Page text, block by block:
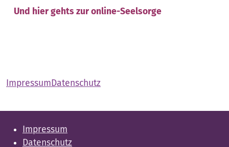
Und hier gehts zur online-Seelsorge
ImpressumDatenschutz
Impressum
Datenschutz